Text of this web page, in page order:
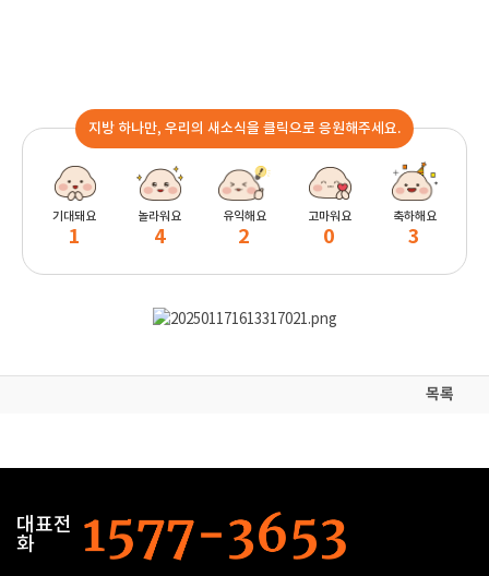
지방 하나만, 우리의 새소식을 클릭으로 응원해주세요.
기대돼요
1
놀라워요
4
유익해요
2
고마워요
0
축하해요
3
목록
대표전
화